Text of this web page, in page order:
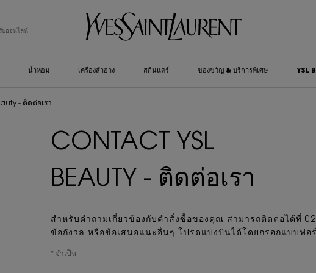
บออนไลน์
น้ำหอม เครื่องสำอาง สกินแคร์ ของขวัญ & บริการพิเศษ YSL
- ติดต่อเรา
CONTACT YSL
BEAUTY - ติดต่อเรา
สําหรับคําถามเกี่ยวข้องกับคําสั่งซื้อของคุณ สามารถติดต่อได้ที่
ข้อกังวล หรือข้อเสนอแนะอื่นๆ โปรดแบ่งปันได้โดยกรอกแบบฟอ
* จำเป็น